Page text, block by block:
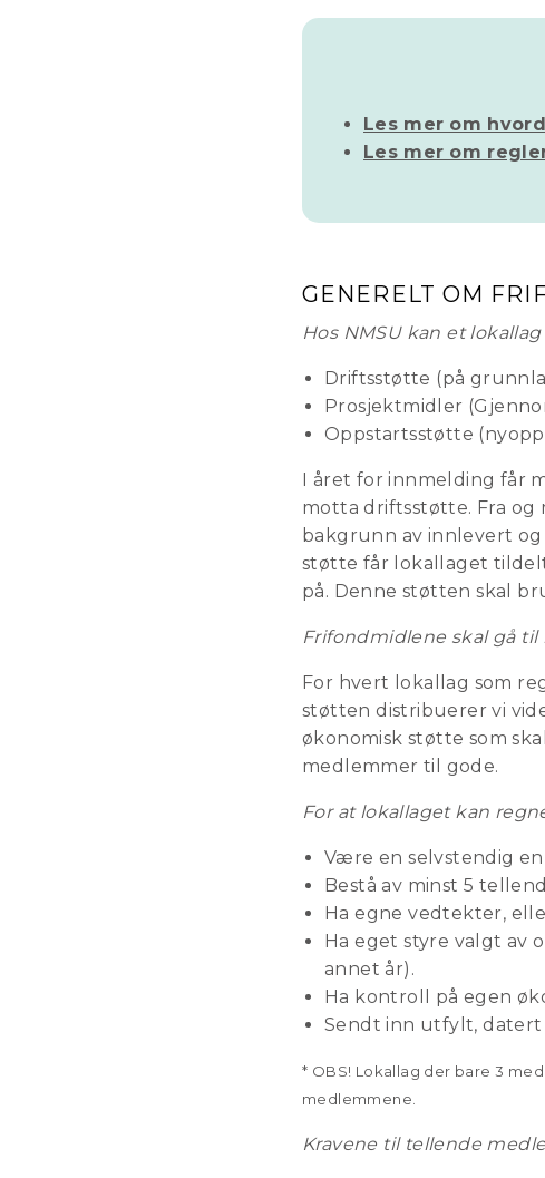
Les mer om
Les mer om
GENERELT OM
Hos NMSU kan et
Driftsstøtte (på
Prosjektmidler
Oppstartsstøtte
I året for innmelding får
motta driftsstøtte. Fra
bakgrunn av innlevert
støtte får lokallaget
på. Denne støtten skal
Frifondmidlene skal gå
For hvert lokallag som
støtten distribuerer vi
økonomisk støtte som
medlemmer til gode.
For at lokallaget kan
Være en selvstendig
Bestå av minst 5
Ha egne vedtekter,
Ha eget styre valgt av
annet år).
Ha kontroll på egen
Sendt inn utfylt, datert
* OBS! Lokallag der bare 3
medlemmene.
Kravene til tellende